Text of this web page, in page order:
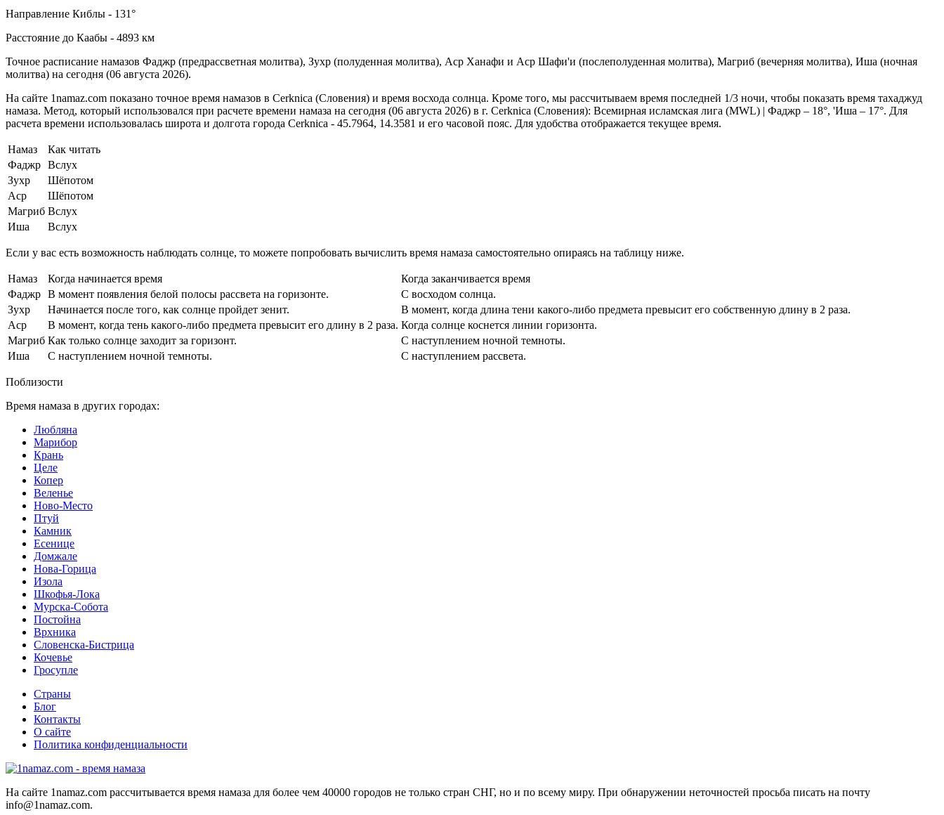
Направление Киблы - 131°
Расстояние до Каабы - 4893 км
Точное расписание намазов Фаджр (предрассветная молитва), Зухр (полуденная молитва), Аср Ханафи и Аср Шафи'и (послеполуденная молитва), Магриб (вечерняя молитва), Иша (ночная
молитва) на сегодня (06 августа 2026).
На сайте 1namaz.com показано точное время намазов в Cerknica (Словения) и время восхода солнца. Кроме того, мы рассчитываем время последней 1/3 ночи, чтобы показать время тахаджуд
намаза. Метод, который использовался при расчете времени намаза на сегодня (06 августа 2026) в г. Cerknica (Словения): Всемирная исламская лига (MWL) | Фаджр – 18°, 'Иша – 17°. Для
расчета времени использовалась широта и долгота города Cerknica - 45.7964, 14.3581 и его часовой пояс. Для удобства отображается текущее время.
Намаз
Как читать
Фаджр Вслух
Зухр
Шёпотом
Аср
Шёпотом
Магриб Вслух
Иша
Вслух
Если у вас есть возможность наблюдать солнце, то можете попробовать вычислить время намаза самостоятельно опираясь на таблицу ниже.
Намаз Когда начинается время
Когда заканчивается время
Фаджр В момент появления белой полосы рассвета на горизонте.
С восходом солнца.
Зухр
Начинается после того, как солнце пройдет зенит.
В момент, когда длина тени какого-либо предмета превысит его собственную длину в 2 раза.
Аср
В момент, когда тень какого-либо предмета превысит его длину в 2 раза. Когда солнце коснется линии горизонта.
Магриб Как только солнце заходит за горизонт.
С наступлением ночной темноты.
Иша
С наступлением ночной темноты. С наступлением рассвета.
Поблизости
Время намаза в других городах:
Любляна
Марибор
Крань
Целе
Копер
Веленье
Ново-Место
Птуй
Камник
Есенице
Домжале
Нова-Горица
Изола
Шкофья-Лока
Мурска-Собота
Постойна
Врхника
Словенска-Бистрица
Кочевье
Гросупле
Страны
Блог
Контакты
О сайте
Политика конфиденциальности
На сайте 1namaz.com рассчитывается время намаза для более чем 40000 городов не только стран СНГ, но и по всему миру. При обнаружении неточностей просьба писать на почту
info@1namaz.com.